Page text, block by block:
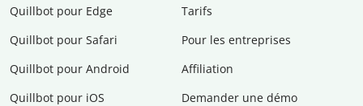
Quillbot pour Edge
Quillbot pour Safari
Quillbot pour Android
Quillbot pour iOS
Tarifs
Pour les entreprises
Affiliation
Demander une démo